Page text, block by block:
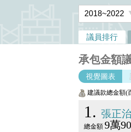
議員排行
承包金額
視覺圖表
建議款總金額(
1 張正
總金額9萬